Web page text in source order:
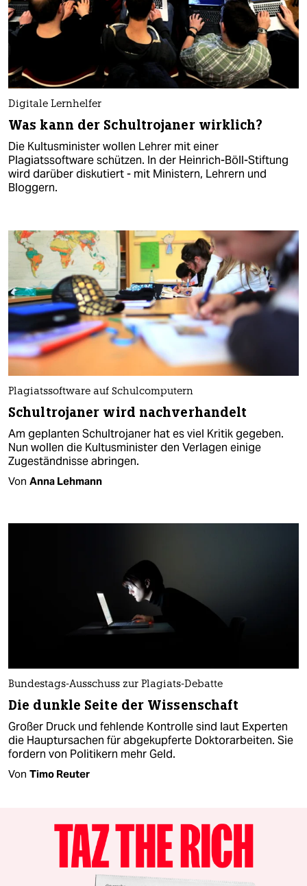
Digitale Lernhelfer
Was kann der Schultrojaner wirklich?
Die Kultusminister wollen Lehrer mit einer
Plagiatssoftware schützen. In der Heinrich-Böll-Stiftung
wird darüber diskutiert - mit Ministern, Lehrern und
Bloggern.
Plagiatssoftware auf Schulcomputern
Schultrojaner wird nachverhandelt
Am geplanten Schultrojaner hat es viel Kritik gegeben.
Nun wollen die Kultusminister den Verlagen einige
Zugeständnisse abringen.
Von Anna Lehmann
Bundestags-Ausschuss zur Plagiats-Debatte
Die dunkle Seite der Wissenschaft
Großer Druck und fehlende Kontrolle sind laut Experten
die Hauptursachen für abgekupferte Doktorarbeiten. Sie
fordern von Politikern mehr Geld.
Von Timo Reuter